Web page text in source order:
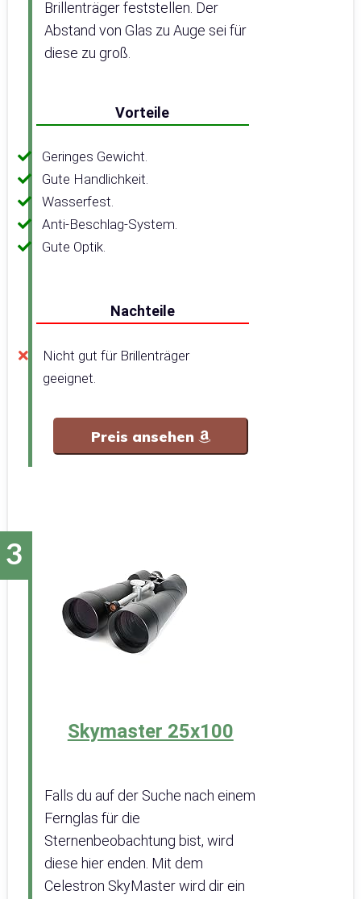
Brillenträger feststellen. Der
Abstand von Glas zu Auge sei für
diese zu groß.
Vorteile
Geringes Gewicht.
Gute Handlichkeit.
Wasserfest.
Anti-Beschlag-System.
Gute Optik.
Nachteile
Nicht gut für Brillenträger
geeignet.
Preis ansehen
Skymaster 25x100
Falls du auf der Suche nach einem
Fernglas für die
Sternenbeobachtung bist, wird
diese hier enden. Mit dem
Celestron SkyMaster wird dir ein